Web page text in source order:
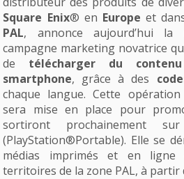
Square Enix® en Europe et
PAL, annonce aujourd’hui la
campagne marketing novatrice
de télécharger du
smartphone, grâce à des
chaque langue. Cette
sera mise en place pour
sortiront prochainement
(PlayStation®Portable). Elle se
médias imprimés et en
territoires de la zone PAL, à partir